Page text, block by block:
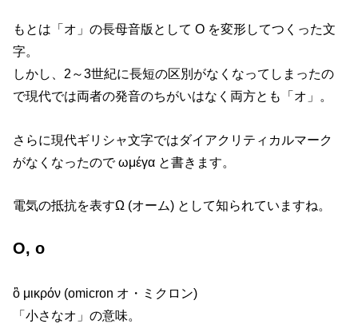
もとは「オ」の長母音版として O を変形してつくった文
字。
しかし、2～3世紀に長短の区別がなくなってしまったの
で現代では両者の発音のちがいはなく両方とも「オ」。
さらに現代ギリシャ文字ではダイアクリティカルマーク
がなくなったので ωμέγα と書きます。
電気の抵抗を表すΩ (オーム) として知られていますね。
Ο, ο
ὂ μικρόν (omicron オ・ミクロン)
「小さなオ」の意味。